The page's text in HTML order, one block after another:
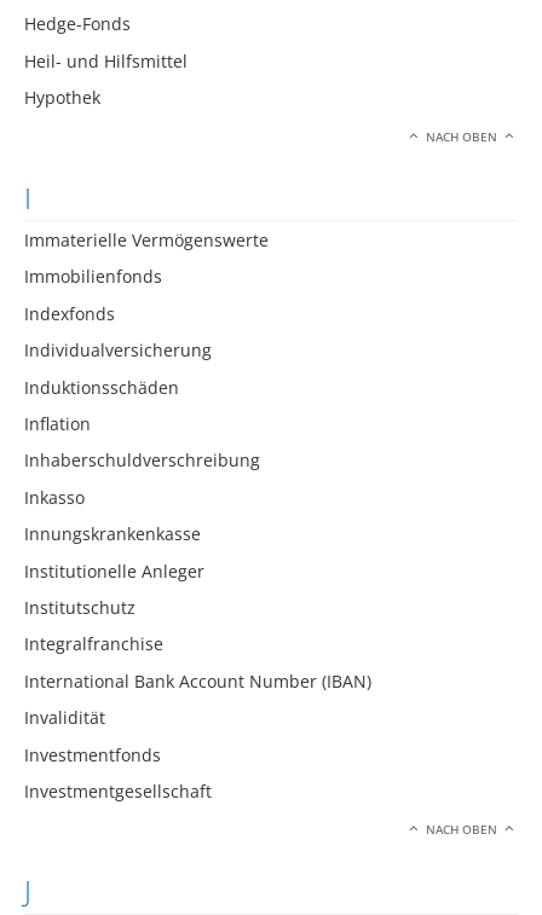
Hedge-Fonds
Heil- und Hilfsmittel
Hypothek
NACH OBEN
I
Immaterielle Vermögenswerte
Immobilienfonds
Indexfonds
Individualversicherung
Induktionsschäden
Inflation
Inhaberschuldverschreibung
Inkasso
Innungskrankenkasse
Institutionelle Anleger
Institutschutz
Integralfranchise
International Bank Account Number (IBAN)
Invalidität
Investmentfonds
Investmentgesellschaft
NACH OBEN
J